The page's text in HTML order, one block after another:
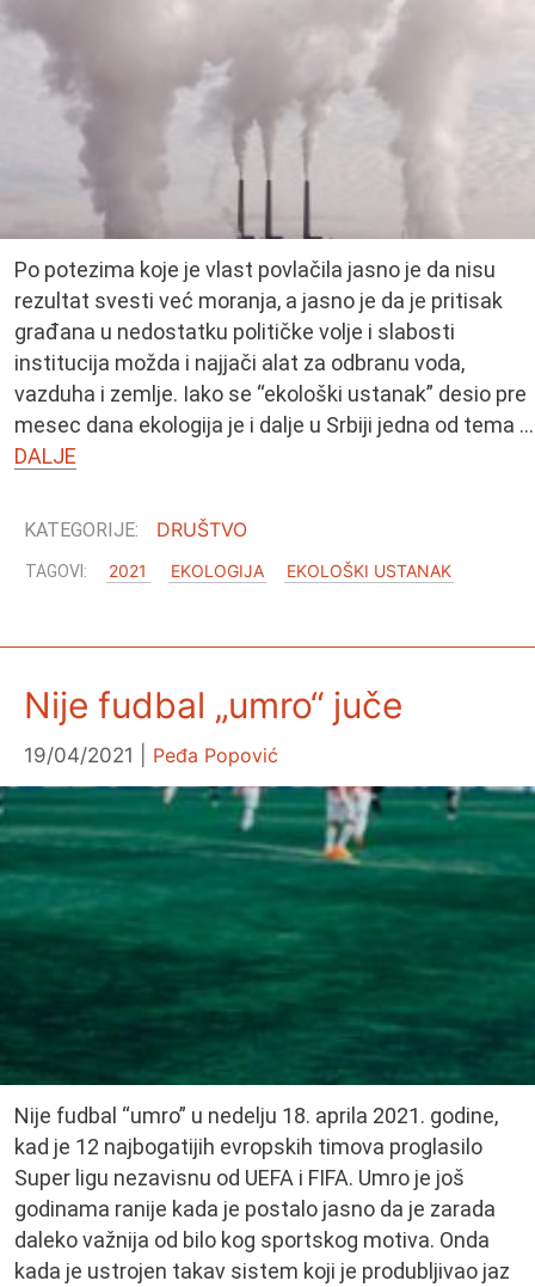
Po potezima koje je vlast povlačila jasno je da nisu
rezultat svesti već moranja, a jasno je da je pritisak
građana u nedostatku političke volje i slabosti
institucija možda i najjači alat za odbranu voda,
vazduha i zemlje. Iako se “ekološki ustanak” desio pre
mesec dana ekologija je i dalje u Srbiji jedna od tema …
DALJE
DRUŠTVO
2021 EKOLOGIJA EKOLOŠKI USTANAK
Nije fudbal „umro“ juče
19/04/2021 Peđa Popović
Nije fudbal “umro” u nedelju 18. aprila 2021. godine,
kad je 12 najbogatijih evropskih timova proglasilo
Super ligu nezavisnu od UEFA i FIFA. Umro je još
godinama ranije kada je postalo jasno da je zarada
daleko važnija od bilo kog sportskog motiva. Onda
kada je ustrojen takav sistem koji je produbljivao jaz